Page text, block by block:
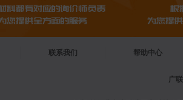
联系我们 帮助中心
广